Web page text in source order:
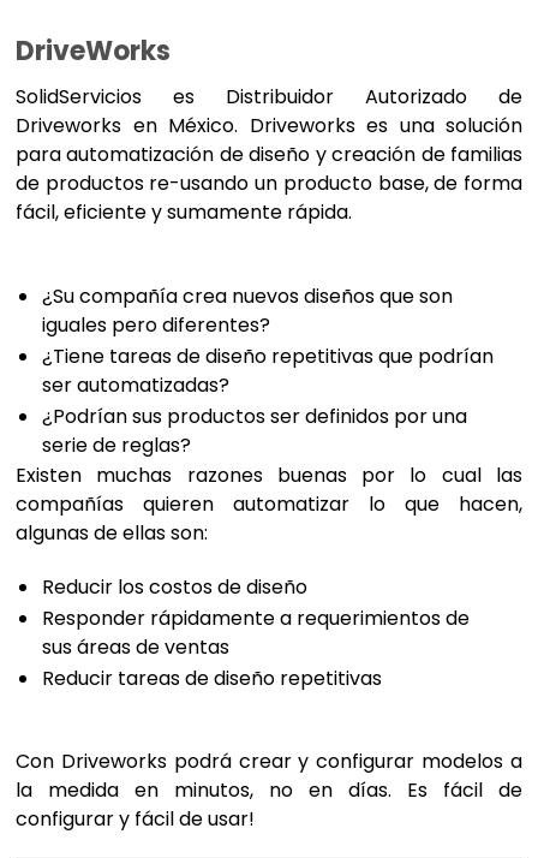
DriveWorks
SolidServicios es Distribuidor Autorizado de
Driveworks en México. Driveworks es una solución
para automatización de diseño y creación de familias
de productos re-usando un producto base, de forma
fácil, eficiente y sumamente rápida.
¿Su compañía crea nuevos diseños que son
iguales pero diferentes?
¿Tiene tareas de diseño repetitivas que podrían
ser automatizadas?
¿Podrían sus productos ser definidos por una
serie de reglas?
Existen muchas razones buenas por lo cual las
compañías quieren automatizar lo que hacen,
algunas de ellas son:
Reducir los costos de diseño
Responder rápidamente a requerimientos de
sus áreas de ventas
Reducir tareas de diseño repetitivas
Con Driveworks podrá crear y configurar modelos a
la medida en minutos, no en días. Es fácil de
configurar y fácil de usar!